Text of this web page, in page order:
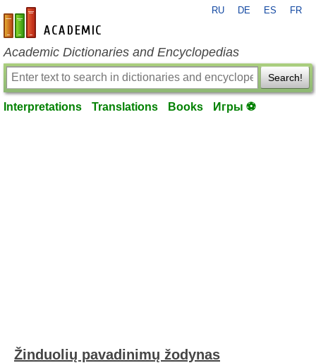
en-academic.com
RU DE ES FR
Academic Dictionaries and Encyclopedias
Search!
Interpretations Translations Books Игры ⚽
Žinduolių pavadinimų žodynas